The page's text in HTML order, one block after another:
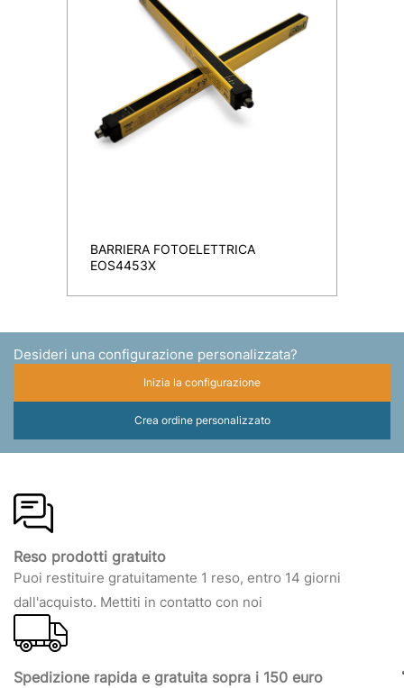
BARRIERA FOTOELETTRICA
EOS4453X
Desideri una configurazione personalizzata?
Inizia la configurazione
Crea ordine personalizzato
Reso prodotti gratuito
Puoi restituire gratuitamente 1 reso, entro 14 giorni
dall'acquisto. Mettiti in contatto con noi
Spedizione rapida e gratuita sopra i 150 euro